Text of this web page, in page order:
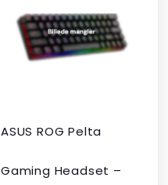
ASUS ROG Pelta
Gaming Headset –
pris
var:
kr.
pris
er:
kr. 679,00.